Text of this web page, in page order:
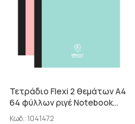
Τετράδιο Flexi 2 θεμάτων Α4
64 φύλλων ριγέ Notebook
salko
Κωδ.:1041472